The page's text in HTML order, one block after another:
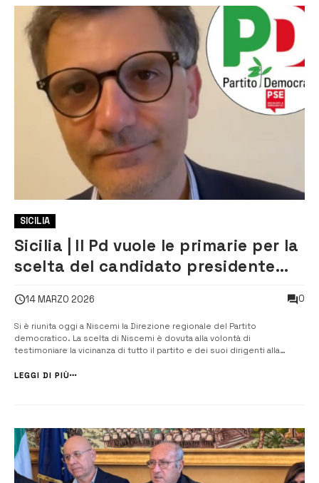
SICILIA
Sicilia | Il Pd vuole le primarie per la
scelta del candidato presidente
14 MARZO 2026 0
Si è riunita oggi a Niscemi la Direzione regionale del Partito
democratico. La scelta di Niscemi è dovuta alla volontà di
testimoniare la vicinanza di tutto il partito e dei suoi dirigenti alla
Anthony Barbagallo nella sua relazione introduttiva. Al centro della
LEGGI DI PIÙ